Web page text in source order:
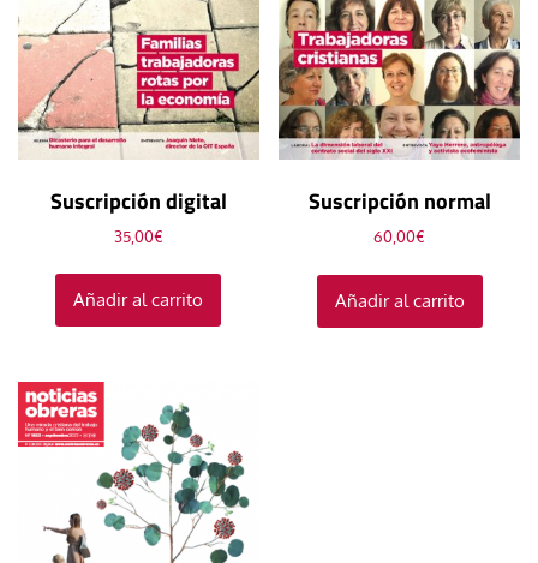
Suscripción digital
35,00€
Añadir al carrito
Suscripción normal
60,00€
Añadir al carrito